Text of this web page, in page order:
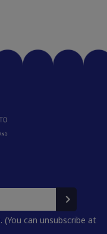
can unsubscribe at